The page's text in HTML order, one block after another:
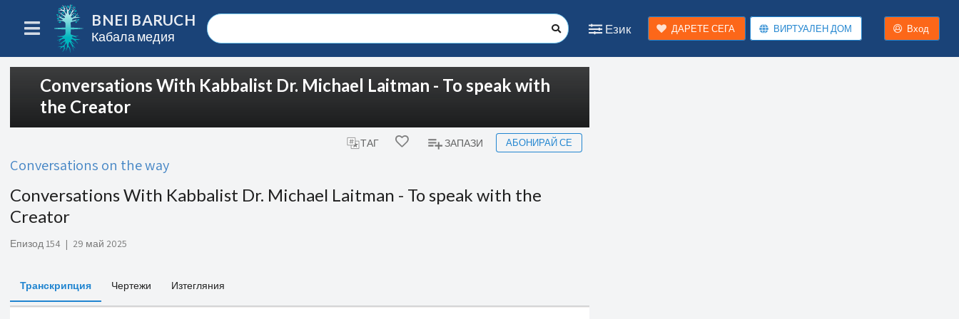
BNEI BARUCH
Кабала медия
Език ДАРЕТЕ СЕГА ВИРТУАЛЕН ДОМ Вход
Conversations With Kabbalist Dr. Michael Laitman - To speak with
the Creator
ТАГ ЗАПАЗИ АБОНИРАЙ СЕ
Conversations on the way
Conversations With Kabbalist Dr. Michael Laitman - To speak with the
Creator
Епизод 154 | 29 май 2025
Транскрипция Чертежи Изтегляния